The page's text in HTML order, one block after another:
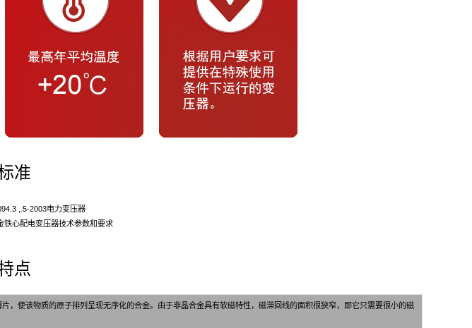
准
,.5-2003电力变压器
铁心配电变压器技术参数和要求
点
使该物质的原子排列呈现无序化的合金。由于非晶合金具有软磁特性，磁滞回线的面积很狭窄，即它只需要很小的磁